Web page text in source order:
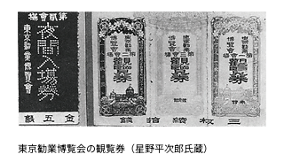
東京勧業博覧会の観覧券（星野平次郎氏蔵）